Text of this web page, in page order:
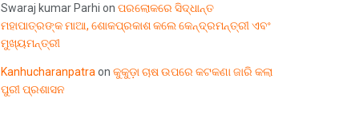
Swaraj kumar Parhi on ପରଲୋକରେ ସିଦ୍ଧାନ୍ତ
ମହାପାତ୍ରଙ୍କ ମାଆ, ଶୋକପ୍ରକାଶ କଲେ କେନ୍ଦ୍ରମନ୍ତ୍ରୀ ଏବଂ
ମୁଖ୍ୟମନ୍ତ୍ରୀ
Kanhucharanpatraon କୁକୁଡ଼ା ଚାଷ ଉପରେ କଟକଣା ଜାରି କଲା
ପୁରୀ ପ୍ରଶାସନ